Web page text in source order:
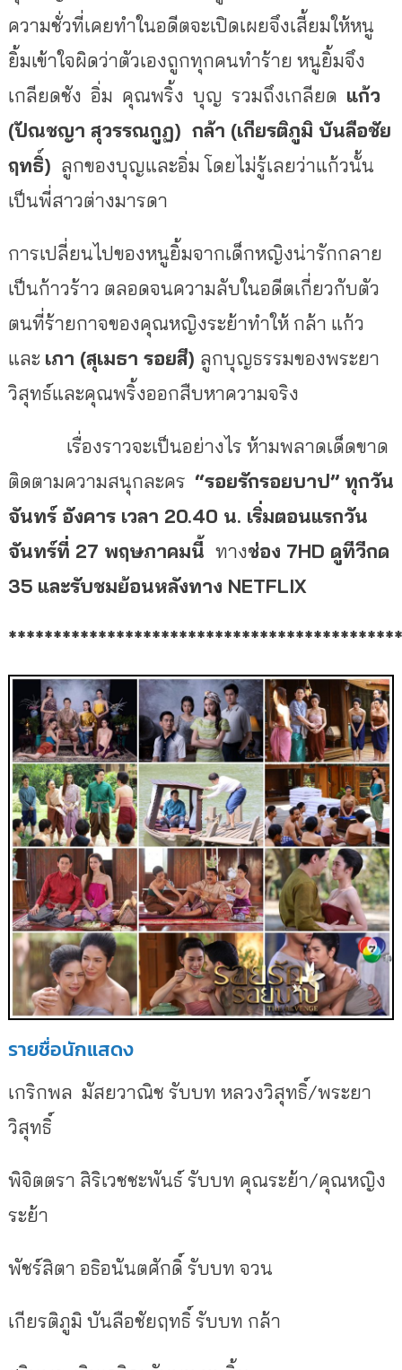
ความชั่วที่เคยทำในอดีตจะเปิดเผยจึงเสี้ยมให้หนู
ยิ้มเข้าใจผิดว่าตัวเองถูกทุกคนทำร้าย หนูยิ้มจึง
เกลียดชัง อิ่ม คุณพริ้ง บุญ รวมถึงเกลียด แก้ว
(ปัณชญา สุวรรณกูฏ) กล้า (เกียรติภูมิ บันลือชัย
ฤทธิ์) ลูกของบุญและอิ่ม โดยไม่รู้เลยว่าแก้วนั้น
เป็นพี่สาวต่างมารดา
การเปลี่ยนไปของหนูยิ้มจากเด็กหญิงน่ารักกลาย
เป็นก้าวร้าว ตลอดจนความลับในอดีตเกี่ยวกับตัว
ตนที่ร้ายกาจของคุณหญิงระย้าทำให้ กล้า แก้ว
และ เภา (สุเมธา รอยสี) ลูกบุญธรรมของพระยา
วิสุทธ์และคุณพริ้งออกสืบหาความจริง
เรื่องราวจะเป็นอย่างไร ห้ามพลาดเด็ดขาด
ติดตามความสนุกละคร “รอยรักรอยบาป” ทุกวัน
จันทร์ อังคาร เวลา 20.40 น. เริ่มตอนแรกวัน
จันทร์ที่ 27 พฤษภาคมนี้ ทางช่อง 7HD ดูทีวีกด
35 และรับชมย้อนหลังทาง NETFLIX
รายชื่อนักแสดง
เกริกพล มัสยวาณิช รับบท หลวงวิสุทธิ์/พระยา
วิสุทธิ์
พิจิตตรา สิริเวชชะพันธ์รับบท คุณระย้า/คุณหญิง
ระย้า
พัชร์สิตา อธิอนันตศักดิ์ รับบท จวน
เกียรติภูมิ บันลือชัยฤทธิ์ รับบท กล้า